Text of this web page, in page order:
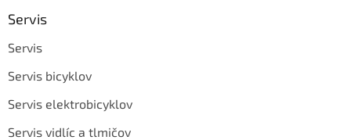
Servis
Servis
Servis bicyklov
Servis elektrobicyklov
Servis vidlíc a tlmičov